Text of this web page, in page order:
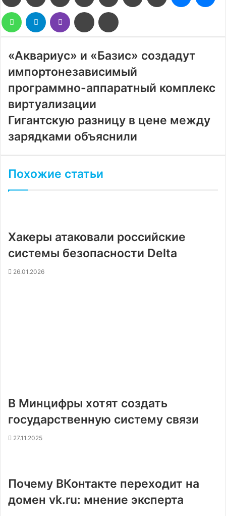
WhatsAppTelegram Viber
Поделиться
через
электронную
«Аквариус» и «Базис» создадут
импортонезависимый
программно-аппаратный комплекс
виртуализации
Гигантскую разницу в цене между
зарядками объяснили
Похожие статьи
Хакеры атаковали российские
системы безопасности Delta
26.01.2026
В Минцифры хотят создать
государственную систему связи
27.11.2025
Почему ВКонтакте переходит на
домен vk.ru: мнение эксперта